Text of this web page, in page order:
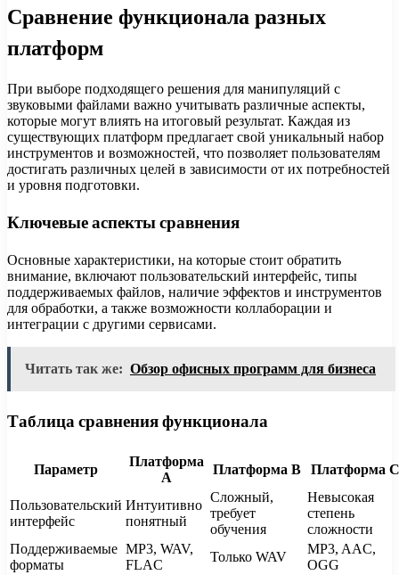
Сравнение функционала разных
платформ
При выборе подходящего решения для манипуляций с
звуковыми файлами важно учитывать различные аспекты,
которые могут влиять на итоговый результат. Каждая из
существующих платформ предлагает свой уникальный набор
инструментов и возможностей, что позволяет пользователям
достигать различных целей в зависимости от их потребностей
и уровня подготовки.
Ключевые аспекты сравнения
Основные характеристики, на которые стоит обратить
внимание, включают пользовательский интерфейс, типы
поддерживаемых файлов, наличие эффектов и инструментов
для обработки, а также возможности коллаборации и
интеграции с другими сервисами.
Читать так же: Обзор офисных программ для бизнеса
Таблица сравнения функционала
Параметр
Платформа
A
Платформа B Платформа C
Пользовательский
интерфейс
Интуитивно
понятный
Сложный,
требует
обучения
Невысокая
степень
сложности
Поддерживаемые
форматы
MP3, WAV,
FLAC
Только WAV
MP3, AAC,
OGG